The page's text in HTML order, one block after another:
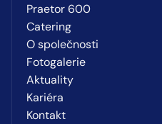
Praetor 600
Catering
O společnosti
Fotogalerie
Aktuality
Kariéra
Kontakt